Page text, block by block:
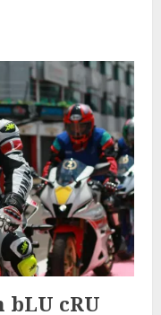
bLU cRU